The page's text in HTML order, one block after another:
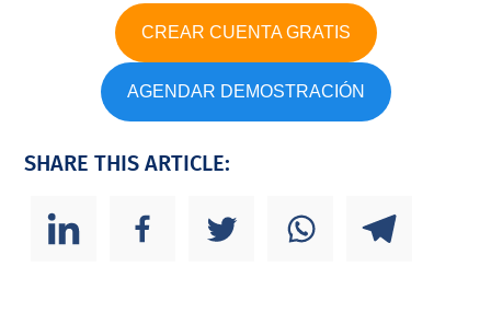
CREAR CUENTA GRATIS
AGENDAR DEMOSTRACIÓN
SHARE THIS ARTICLE: